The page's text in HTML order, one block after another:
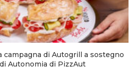
campagna di Autogrill a sostegno
Autonomia di PizzAut